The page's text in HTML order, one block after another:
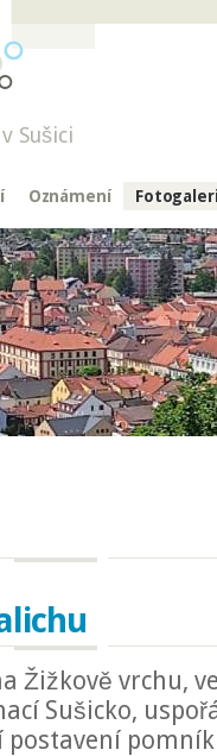
Sušici
Oznámení
Žižkově vrchu,
Sušicko,